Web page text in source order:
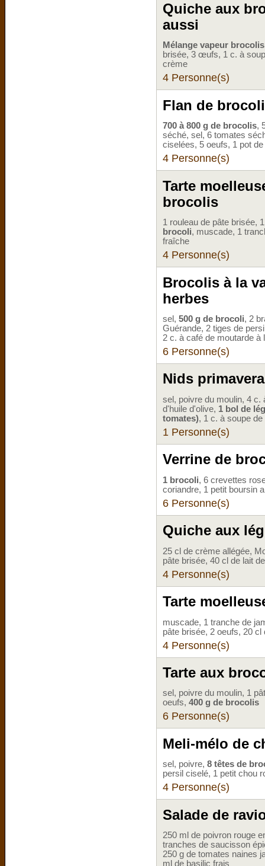
Quiche aux
aussi
Mélange vapeur
brisée, 3 œufs, 1 c. à
crème
4 Personne(s)
Flan de
700 à 800 g de brocolis,
séché, sel, 6 tomates
ciselées, 5 oeufs, 1 pot
4 Personne(s)
Tarte
brocolis
1 rouleau de pâte brisée,
brocoli, muscade, 1
fraîche
4 Personne(s)
Brocolis à la
herbes
sel, 500 g de brocoli, 2
Guérande, 2 tiges de
2 c. à café de moutarde à
6 Personne(s)
Nids
sel, poivre du moulin, 4 c.
d'huile d'olive, 1 bol de
tomates), 1 c. à soupe
1 Personne(s)
Verrine de
1 brocoli, 6 crevettes
coriandre, 1 petit boursin
6 Personne(s)
Quiche aux
25 cl de crème allégée,
pâte brisée, 40 cl de lait
4 Personne(s)
Tarte
muscade, 1 tranche de
pâte brisée, 2 oeufs, 20
4 Personne(s)
Tarte aux
sel, poivre du moulin, 1
oeufs, 400 g de brocolis
6 Personne(s)
Meli-mélo de
sel, poivre, 8 têtes de
persil ciselé, 1 petit chou
4 Personne(s)
Salade de
250 ml de poivron rouge
tranches de saucisson
250 g de tomates naines
ml de basilic frais